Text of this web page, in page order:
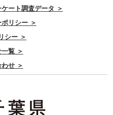
ート調査データ ＞
リシー ＞
シー ＞
覧 ＞
せ ＞